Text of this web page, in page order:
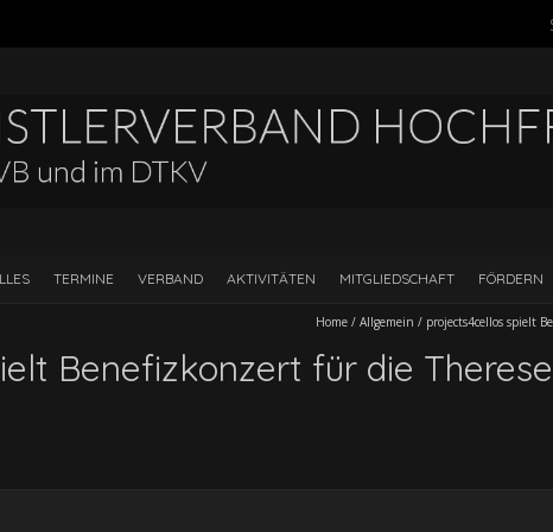
TERMINE VERBAND AKTIVITÄTEN MITGLIEDSCHAFT FÖRDERN
Home / Allgemein / projects4cellos spielt
Benefizkonzert für die